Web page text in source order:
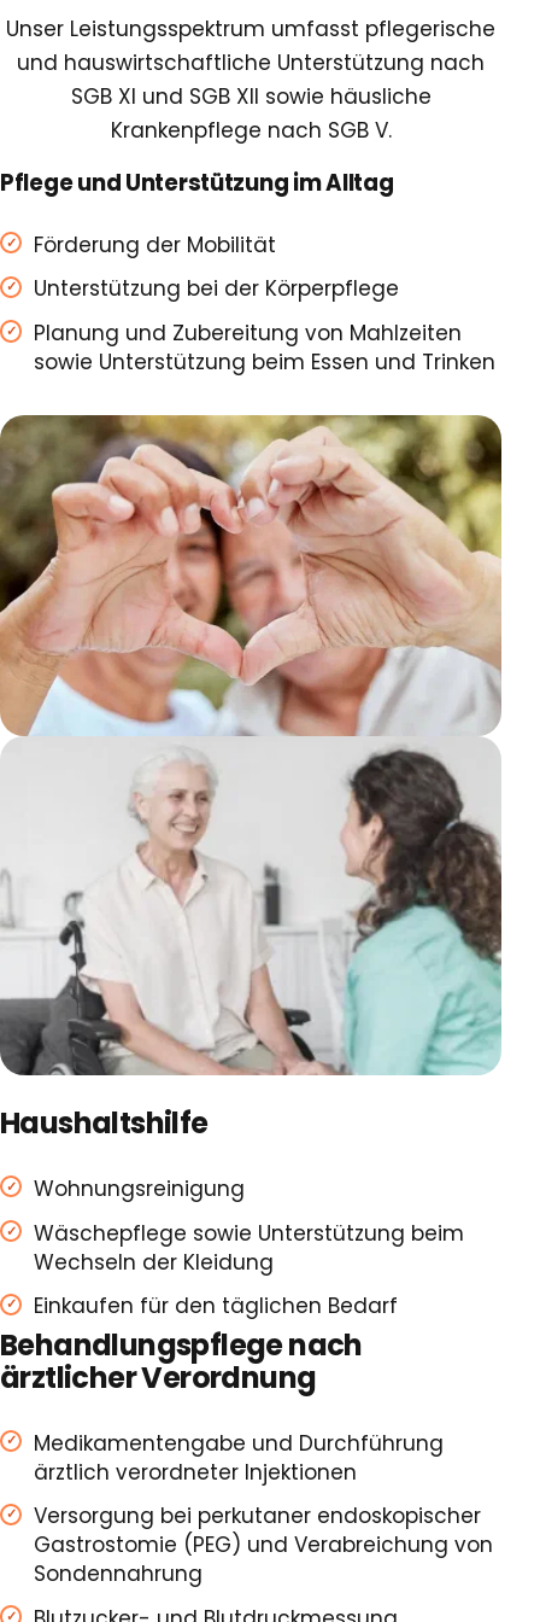
Unser Leistungsspektrum umfasst pflegerische
und hauswirtschaftliche Unterstützung nach
SGB XI und SGB XII sowie häusliche
Krankenpflege nach SGB V.
Pflege und Unterstützung im Alltag
Förderung der Mobilität
Unterstützung bei der Körperpflege
Planung und Zubereitung von Mahlzeiten
sowie Unterstützung beim Essen und Trinken
Haushaltshilfe
Wohnungsreinigung
Wäschepflege sowie Unterstützung beim
Wechseln der Kleidung
Einkaufen für den täglichen Bedarf
Behandlungspflege nach
ärztlicher Verordnung
Medikamentengabe und Durchführung
ärztlich verordneter Injektionen
Versorgung bei perkutaner endoskopischer
Gastrostomie (PEG) und Verabreichung von
Sondennahrung